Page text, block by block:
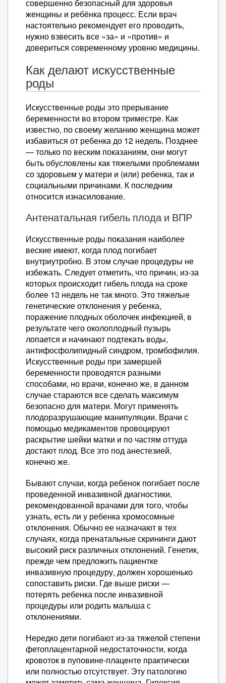
совершенно безопасный для здоровья
женщины и ребёнка процесс. Если врач
настоятельно рекомендует его проводить,
нужно взвесить все «за» и «против» и
довериться современному уровню медицины.
Как делают искусственные
роды
Искусственные роды это прерывание
беременности во втором триместре. Как
известно, по своему желанию женщина может
избавиться от ребенка до 12 недель. Позднее
— только по веским показаниям, они могут
быть обусловлены как тяжелыми проблемами
со здоровьем у матери и (или) ребенка, так и
социальными причинами. К последним
относится изнасилование.
Антенатальная гибель плода и ВПР
Искусственные роды показания наиболее
веские имеют, когда плод погибает
внутриутробно. В этом случае процедуры не
избежать. Следует отметить, что причин, из-за
которых происходит гибель плода на сроке
более 13 недель не так много. Это тяжелые
генетические отклонения у ребенка,
поражение плодных оболочек инфекцией, в
результате чего околоплодный пузырь
лопается и начинают подтекать воды,
антифосфолипидный синдром, тромбофилия.
Искусственные роды при замершей
беременности проводятся разными
способами, но врачи, конечно же, в данном
случае стараются все сделать максимум
безопасно для матери. Могут применять
плодоразрушающие манипуляции. Врачи с
помощью медикаментов провоцируют
раскрытие шейки матки и по частям оттуда
достают плод. Все это под анестезией,
конечно же.
Бывают случаи, когда ребенок погибает после
проведенной инвазивной диагностики,
рекомендованной врачами для того, чтобы
узнать, есть ли у ребенка хромосомные
отклонения. Обычно ее назначают в тех
случаях, когда пренатальные скрининги дают
высокий риск различных отклонений. Генетик,
прежде чем предложить пациентке
инвазивную процедуру, должен хорошенько
сопоставить риски. Где выше риски —
потерять ребенка после инвазивной
процедуры или родить малыша с
отклонениями.
Нередко дети погибают из-за тяжелой степени
фетоплацентарной недостаточности, когда
кровоток в пуповине-плаценте практически
или полностью отсутствует. Эту патологию